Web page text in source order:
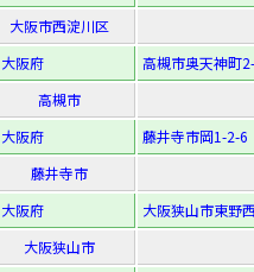
大阪市西淀川区
大阪府
高槻市奥天神町
高槻市
大阪府
藤井寺市岡1-2-6
藤井寺市
大阪府
大阪狭山市東野
大阪狭山市